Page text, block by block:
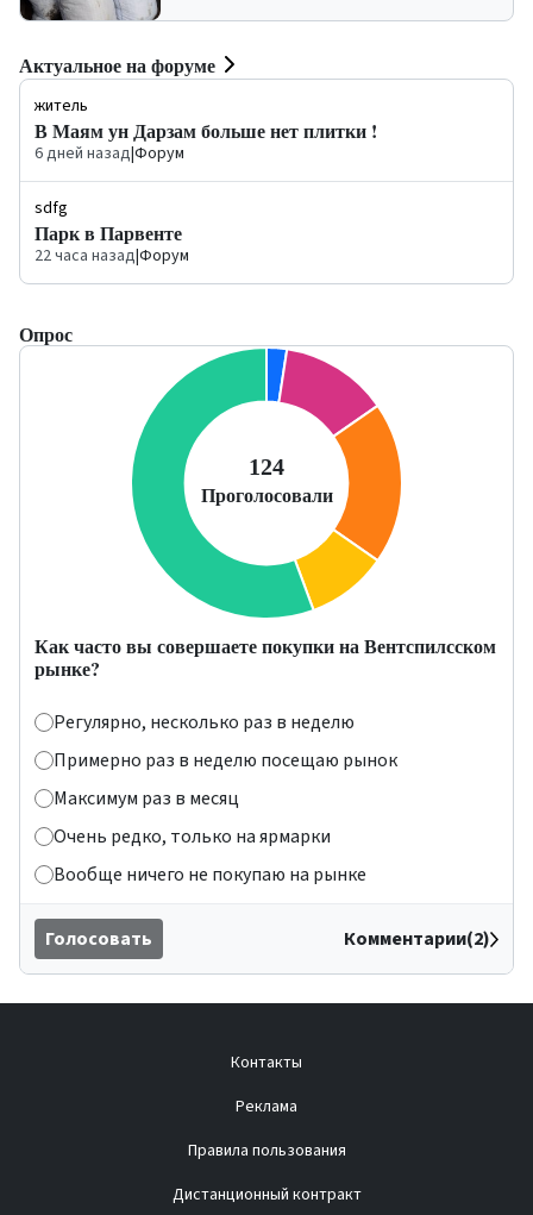
Актуальное на форуме
житель
В Маям ун Дарзам больше нет плитки !
6 дней назад|Форум
sdfg
Парк в Парвенте
22 часа назад|Форум
Опрос
Как часто вы совершаете покупки на Вентспилсском
рынке?
Регулярно, несколько раз в неделю
Примерно раз в неделю посещаю рынок
Максимум раз в месяц
Очень редко, только на ярмарки
Вообще ничего не покупаю на рынке
Голосовать Комментарии(2)
Контакты
Реклама
Правила пользования
Дистанционный контракт